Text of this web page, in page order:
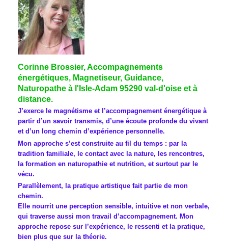
Corinne Brossier, Accompagnements
énergétiques, Magnetiseur, Guidance,
Naturopathe à l'Isle-Adam 95290 val-d'oise et à
distance.
J’exerce le magnétisme et l’accompagnement énergétique à
partir d’un savoir transmis, d’une écoute profonde du vivant
et d’un long chemin d’expérience personnelle.
Mon approche s’est construite au fil du temps : par la
tradition familiale, le contact avec la nature, les rencontres,
la formation en naturopathie et nutrition, et surtout par le
vécu.
Parallèlement, la pratique artistique fait partie de mon
chemin.
Elle nourrit une perception sensible, intuitive et non verbale,
qui traverse aussi mon travail d’accompagnement. Mon
approche repose sur l’expérience, le ressenti et la pratique,
bien plus que sur la théorie.